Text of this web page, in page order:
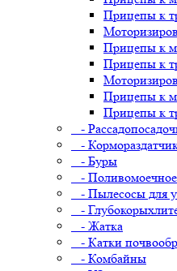
Прицепы к
Прицепы к
Прицепы к
Прицепы к
Прицепы к
-
-
- Буры
-
- Пылесосы для
-
- Жатка
- Катки
- Комбайны